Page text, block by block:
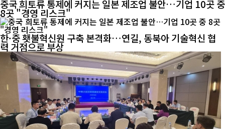
중국 희토류 통제에 커지는 일본 제조업 불안…기업 10곳 중
8곳 "경영 리스크"
한·중 횃불혁신원 구축 본격화…연길, 동북아 기술혁신 협
력 거점으로 부상